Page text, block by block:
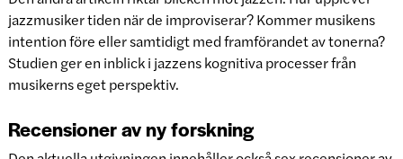
jazzmusiker tiden när de improviserar? Kommer musikens
intention före eller samtidigt med framförandet av tonerna?
Studien ger en inblick i jazzens kognitiva processer från
musikerns eget perspektiv.
Recensioner av ny forskning